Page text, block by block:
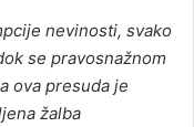
nevinosti, svako
se pravosnažnom
ova presuda je
žalba